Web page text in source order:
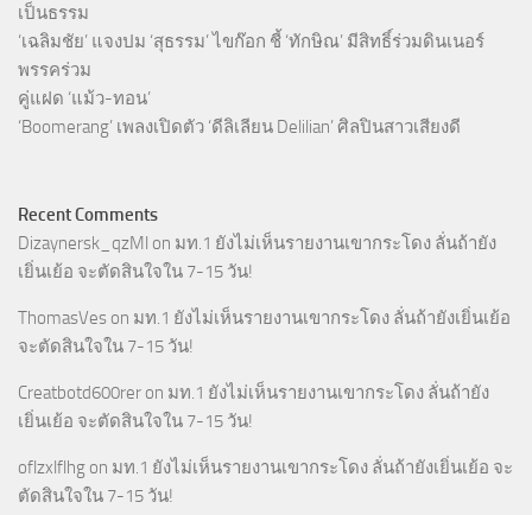
เป็นธรรม
‘เฉลิมชัย’ แจงปม ‘สุธรรม’ ไขก๊อก ชี้ ‘ทักษิณ’ มีสิทธิ์ร่วมดินเนอร์
พรรคร่วม
คู่แฝด ‘แม้ว-ทอน’
‘Boomerang’ เพลงเปิดตัว ‘ดีลิเลียน Delilian’ ศิลปินสาวเสียงดี
Recent Comments
Dizaynersk_qzMl on มท.1 ยังไม่เห็นรายงานเขากระโดง ลั่นถ้ายัง
เยิ่นเย้อ จะตัดสินใจใน 7-15 วัน!
ThomasVes on มท.1 ยังไม่เห็นรายงานเขากระโดง ลั่นถ้ายังเยิ่นเย้อ
จะตัดสินใจใน 7-15 วัน!
Creatbotd600rer on มท.1 ยังไม่เห็นรายงานเขากระโดง ลั่นถ้ายัง
เยิ่นเย้อ จะตัดสินใจใน 7-15 วัน!
oflzxlflhg on มท.1 ยังไม่เห็นรายงานเขากระโดง ลั่นถ้ายังเยิ่นเย้อ จะ
ตัดสินใจใน 7-15 วัน!